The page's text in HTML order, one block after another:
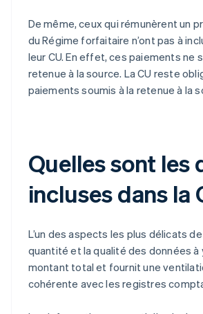
De même, ceux qui rémunèrent un
du Régime forfaitaire n’ont pas à
leur CU. En effet, ces paiements ne
retenue à la source. La CU reste
paiements soumis à la retenue à la
Quelles sont les
incluses dans la
L’un des aspects les plus délicats
quantité et la qualité des données à
montant total et fournit une
cohérente avec les registres